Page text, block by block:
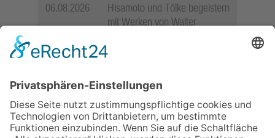
06.08.2026
Hisamoto und Tölke begeistern
mit Werken von Walter
09.07.2026
Wasserampel steht auf Gelb:
auf
Festmeile
06.08.2026
Jugendchor Hochtaunus